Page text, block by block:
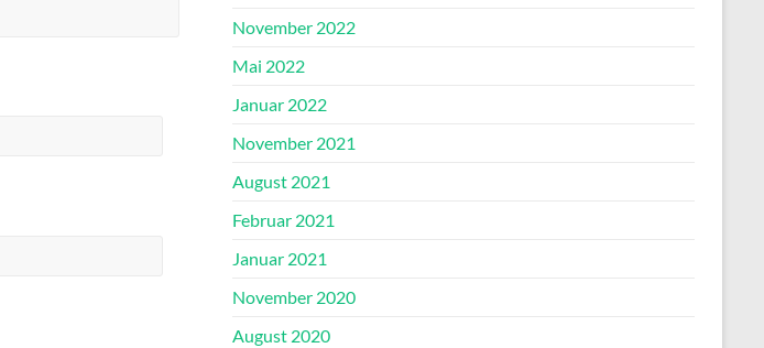
November 2022
Mai 2022
Januar 2022
November 2021
August 2021
Februar 2021
Januar 2021
November 2020
August 2020